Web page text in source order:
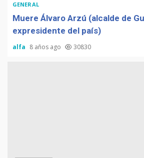
GENERAL
Muere Álvaro Arzú (alcalde de
expresidente del país)
alfa 8 años ago 30830